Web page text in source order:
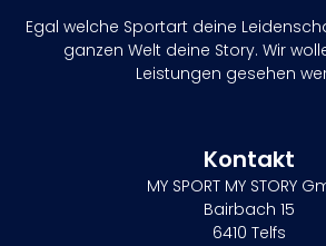
Egal welche Sportart deine
ganzen Welt deine Story. Wir
Leistungen gesehen
Kontakt
MY SPORT MY STORY
Bairbach 15
6410 Telfs